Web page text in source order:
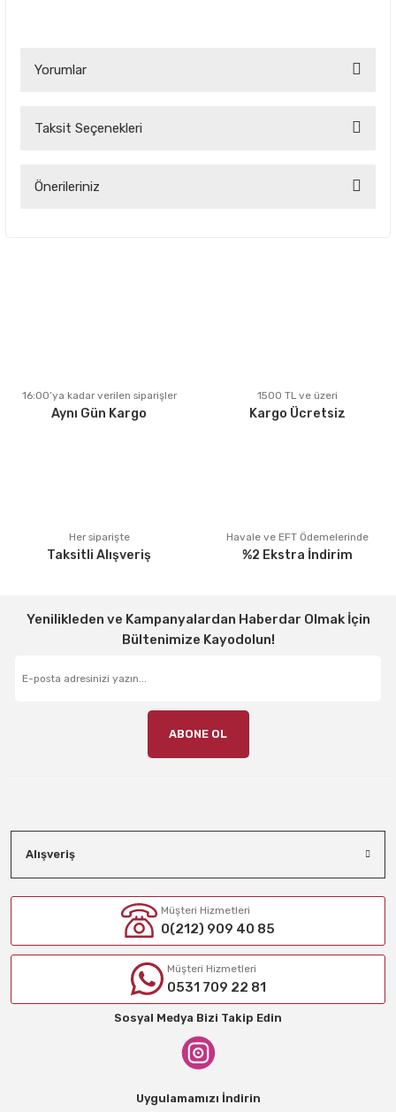
Yorumlar
Bu ürüne ilk yorumu siz yapın!
Taksit Seçenekleri
Önerileriniz
Ürün fiyatı diğer sitelerden daha pahalı.
Bu ürüne benzer farklı alternatifler olmalı.
16:00’ya kadar verilen siparişler
Aynı Gün Kargo
1500 TL ve üzeri
Kargo Ücretsiz
Her siparişte
Taksitli Alışveriş
Havale ve EFT Ödemelerinde
%2 Ekstra İndirim
Yenilikleden ve Kampanyalardan Haberdar Olmak İçin
Bültenimize Kayodolun!
ABONE OL
Alışveriş
Müşteri Hizmetleri
0(212) 909 40 85
Müşteri Hizmetleri
0531 709 22 81
Sosyal Medya Bizi Takip Edin
Uygulamamızı İndirin